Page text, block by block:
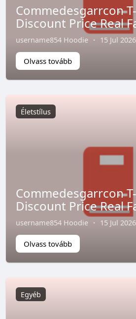
Commedesgarrcon
Discount Price Real
username854 Hoodie · 15 Jul 2026
Olvass tovább
Életstílus
Commedesgarrcon
Discount Price Real
username854 Hoodie · 15 Jul 2026
Olvass tovább
Egyéb